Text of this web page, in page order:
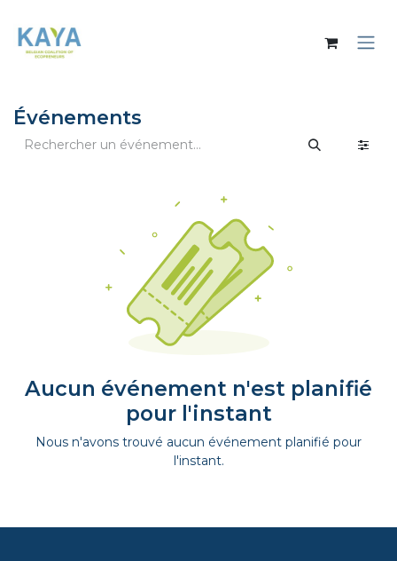
Événements
Aucun événement n'est planifié
pour l'instant
Nous n'avons trouvé aucun événement planifié pour
l'instant.